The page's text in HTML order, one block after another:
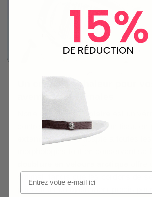
Un cocon de chaleur pour vos
aventures hivernales
contre le froid. Grâce à son tissu en
extensible, elle s’adapte à toutes les